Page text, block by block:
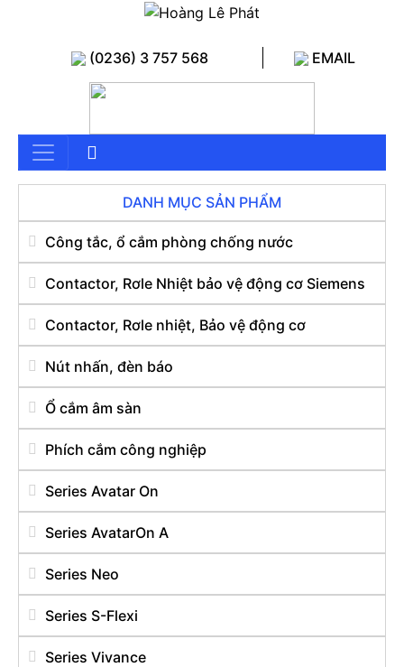
(0236) 3 757 568 EMAIL
DANH MỤC SẢN PHẨM
Công tắc, ổ cắm phòng chống nước
Contactor, Rơle Nhiệt bảo vệ động cơ Siemens
Contactor, Rơle nhiệt, Bảo vệ động cơ
Nút nhấn, đèn báo
Ổ cắm âm sàn
Phích cắm công nghiệp
Series Avatar On
Series AvatarOn A
Series Neo
Series S-Flexi
Series Vivance